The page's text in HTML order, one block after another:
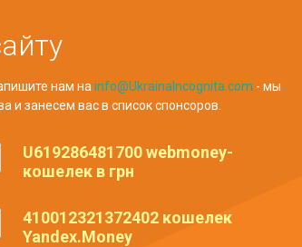
нам на info@UkrainaIncognita.com - мы
и занесем вас в список спонсоров.
U619286481700 webmoney-
кошелек в грн
410012321372402 кошелек
Yandex.Money